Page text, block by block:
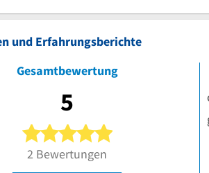
und Erfahrungsberichte
Gesamtbewertung
5
5 von 5 Sternen
2 Bewertungen